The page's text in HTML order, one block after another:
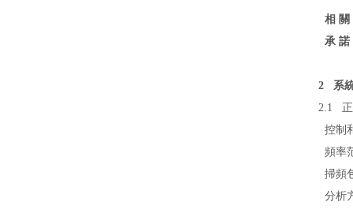
相 關
承 諾
2 系
2.1 正
控制
頻
掃頻
分